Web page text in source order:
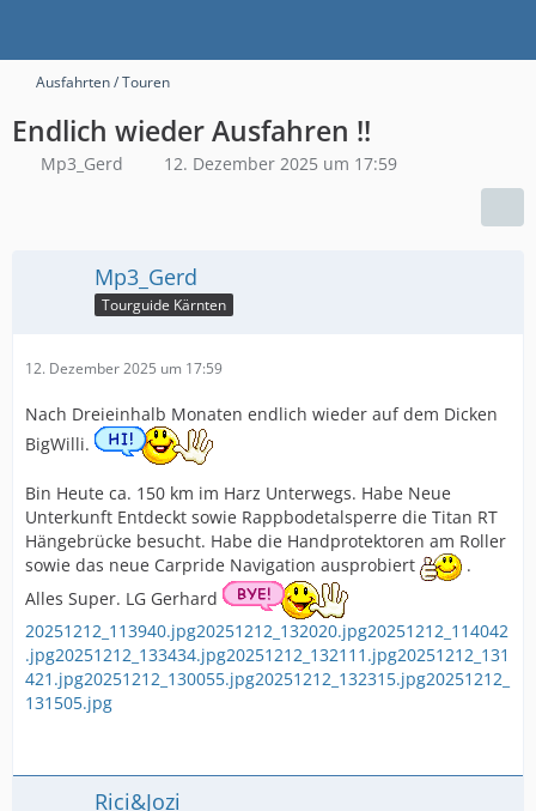
Ausfahrten / Touren
Endlich wieder Ausfahren !!
Mp3_Gerd 12. Dezember 2025 um 17:59
Mp3_Gerd
Tourguide Kärnten
12. Dezember 2025 um 17:59
Nach Dreieinhalb Monaten endlich wieder auf dem Dicken
BigWilli.
Bin Heute ca. 150 km im Harz Unterwegs. Habe Neue
Unterkunft Entdeckt sowie Rappbodetalsperre die Titan RT
Hängebrücke besucht. Habe die Handprotektoren am Roller
sowie das neue Carpride Navigation ausprobiert
.
Alles Super. LG Gerhard
20251212_113940.jpg20251212_132020.jpg20251212_114042
.jpg20251212_133434.jpg20251212_132111.jpg20251212_131
421.jpg20251212_130055.jpg20251212_132315.jpg20251212_
131505.jpg
Rici&Jozi